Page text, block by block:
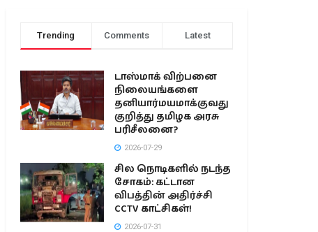
Trending Comments Latest
டாஸ்மாக் விற்பனை
நிலையங்களை
தனியார்மயமாக்குவது
குறித்து தமிழக அரசு
பரிசீலனை?
2026-07-29
சில நொடிகளில் நடந்த
சோகம்: கட்டான
விபத்தின் அதிர்ச்சி
CCTV காட்சிகள்!
2026-07-31